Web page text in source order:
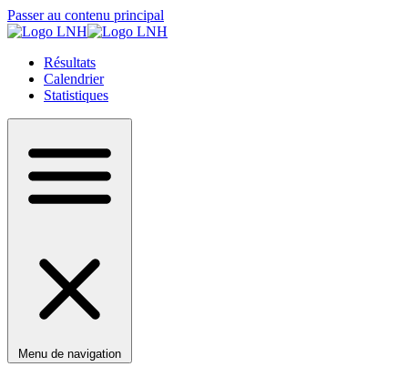
Passer au contenu principal
Résultats
Calendrier
Statistiques
Menu de navigation